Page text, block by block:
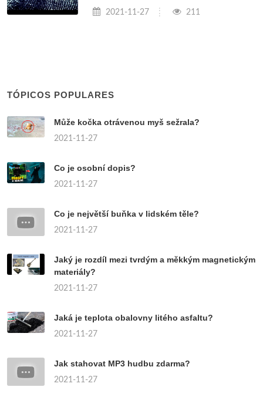
2021-11-27 211
TÓPICOS POPULARES
Může kočka otrávenou myš sežrala?
2021-11-27
Co je osobní dopis?
2021-11-27
Co je největší buňka v lidském těle?
2021-11-27
Jaký je rozdíl mezi tvrdým a měkkým magnetickým
materiály?
2021-11-27
Jaká je teplota obalovny litého asfaltu?
2021-11-27
Jak stahovat MP3 hudbu zdarma?
2021-11-27